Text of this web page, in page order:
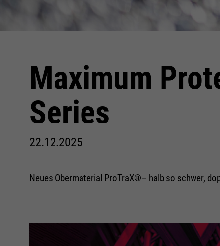
Maximum
Series
22.12.2025
Neues Obermaterial ProTraX®– halb so schwer,